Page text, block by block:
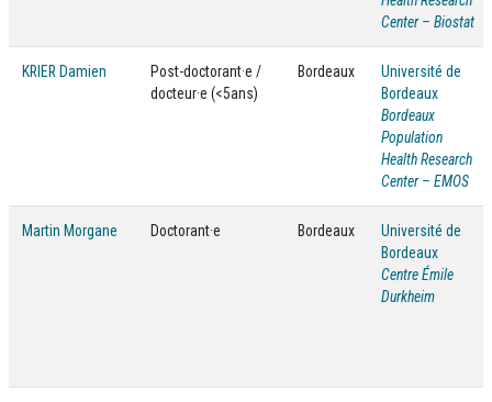
Center – Biostat
KRIER Damien
Post-doctorant·e /
docteur·e (<5ans)
Bordeaux
Université de
Bordeaux
Bordeaux
Population
Health Research
Center – EMOS
Martin Morgane Doctorant·e Bordeaux
Université de
Bordeaux
Centre Émile
Durkheim